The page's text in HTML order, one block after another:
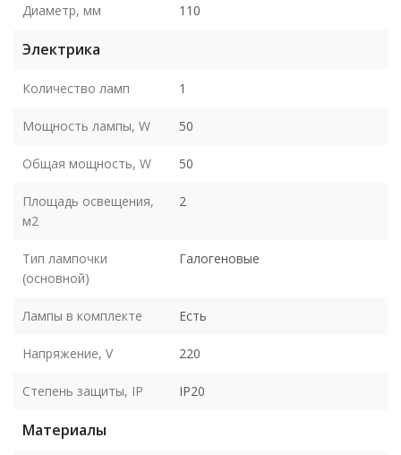
Диаметр, мм 110
Электрика
Количество ламп 1
Мощность лампы, W 50
Общая мощность, W 50
Площадь освещения,
м2
2
Тип лампочки
(основной)
Галогеновые
Лампы в комплекте Есть
Напряжение, V 220
Степень защиты, IP IP20
Материалы